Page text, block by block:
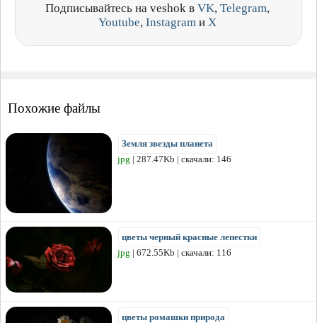
Подписывайтесь на veshok в VK, Telegram,
Youtube, Instagram и X
Похожие файлы
Земля звезды планета
jpg | 287.47Kb | скачали: 146
цветы черный красные лепестки
jpg | 672.55Kb | скачали: 116
цветы ромашки природа